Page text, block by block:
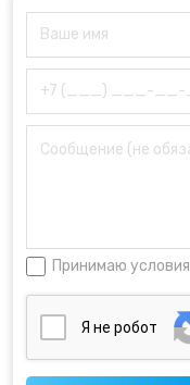
Принимаю условия
Я нe poбoт